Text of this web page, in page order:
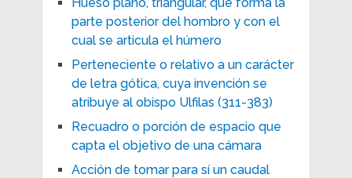
parte posterior del hombro y con el
cual se articula el húmero
Perteneciente o relativo a un carácter
de letra gótica, cuya invención se
atribuye al obispo Ulfilas (311-383)
Recuadro o porción de espacio que
capta el objetivo de una cámara
Acción de tomar para sí un caudal